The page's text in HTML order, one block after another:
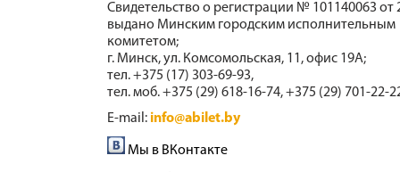
Свидетельство о регистрации № 101140063 от
выдано Минским городским исполнительным
комитетом;
г. Минск, ул. Комсомольская, 11, офис 19А;
тел. +375 (17) 303-69-93,
тел. моб. +375 (29) 618-16-74, +375 (29) 701-22-
E-mail: info@abilet.by
Мы в ВКонтакте